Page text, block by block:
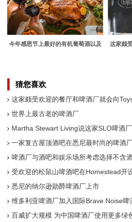
今年感恩节上最好的有机葡萄酒以及
这家颇
猜您喜欢
这家颇受欢迎的餐厅和啤酒厂就会向
世界上最古老的啤酒厂
Martha Stewart Living说这家SLO啤酒
一家复古屋顶酒吧在悉尼最时尚的啤酒
啤酒厂与酒吧和娱乐场所考虑选择不含
受欢迎的松鼠山啤酒吧在Homestead开
悉尼的纳尔逊勋爵啤酒厂上市
维多利亚啤酒厂加入国际Brave Noise啤
百威扩大规模 为中国啤酒厂使用更多绿